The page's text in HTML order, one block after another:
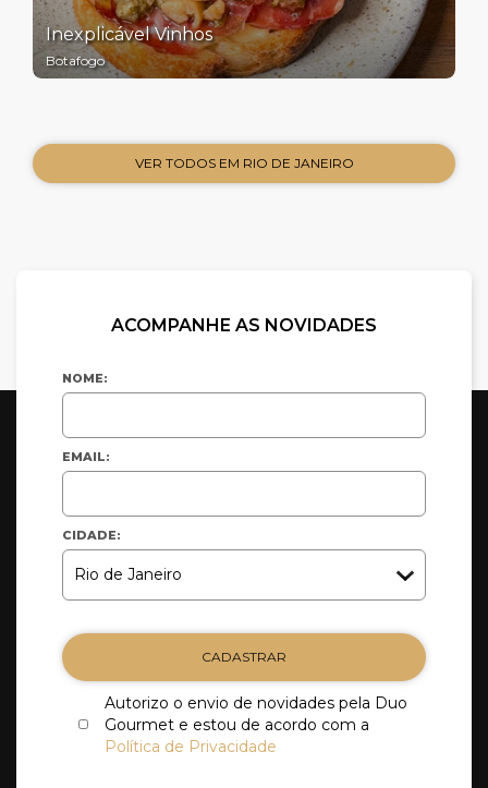
Inexplicável Vinhos
Botafogo
VER TODOS EM RIO DE JANEIRO
ACOMPANHE AS NOVIDADES
NOME:
EMAIL:
CIDADE:
CADASTRAR
Autorizo o envio de novidades pela Duo
Gourmet e estou de acordo com a
Política de Privacidade